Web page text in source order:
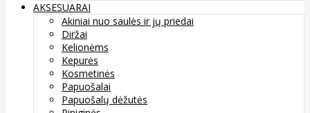
AKSESUARAI
Akiniai nuo saulės ir jų priedai
Diržai
Kelionėms
Kepurės
Kosmetinės
Papuošalai
Papuošalų dėžutės